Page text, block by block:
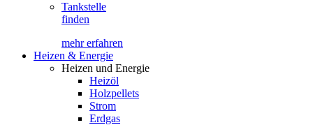
Tankstelle
finden
mehr erfahren
Heizen & Energie
Heizen und Energie
Heizöl
Holzpellets
Strom
Erdgas